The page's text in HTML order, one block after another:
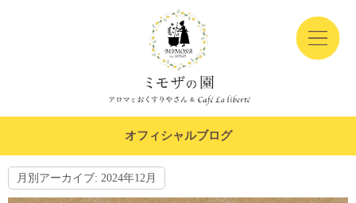
オフィシャルブログ
月別アーカイブ: 2024年12月